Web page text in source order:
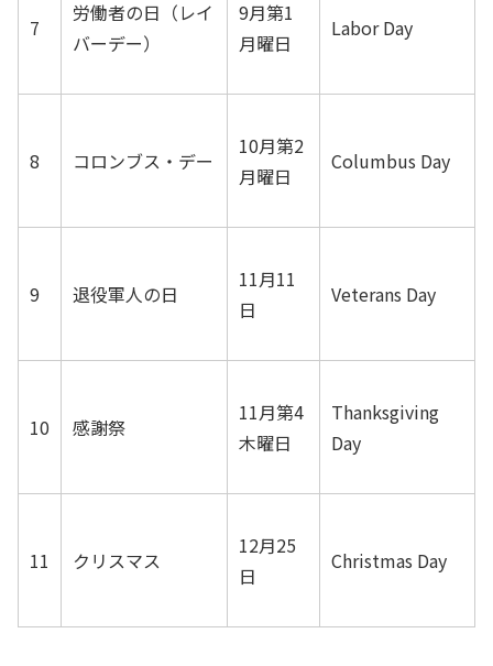
7
労働者の日（レイ
バーデー）
9月第1
月曜日
Labor Day
8 コロンブス・デー
10月第2
月曜日
Columbus Day
9 退役軍人の日
11月11
日
Veterans Day
10 感謝祭
11月第4
木曜日
Thanksgiving
Day
11 クリスマス
12月25
日
Christmas Day